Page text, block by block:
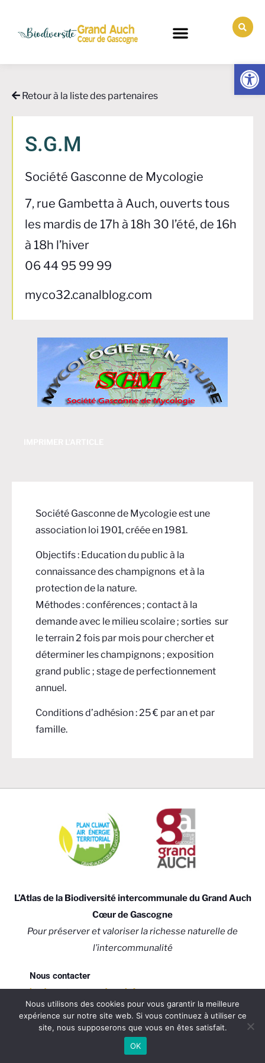
Retour à la liste des partenaires
S.G.M
Société Gasconne de Mycologie
7, rue Gambetta à Auch, ouverts tous
les mardis de 17h à 18h 30 l’été, de 16h
à 18h l’hiver
06 44 95 99 99
myco32.canalblog.com
Société Gasconne de Mycologie est une
association loi 1901, créée en 1981.
Objectifs : Education du public à la
connaissance des champignons et à la
protection de la nature.
Méthodes : conférences ; contact à la
demande avec le milieu scolaire ; sorties sur
le terrain 2 fois par mois pour chercher et
déterminer les champignons ; exposition
grand public ; stage de perfectionnement
annuel.
Conditions d’adhésion : 25 € par an et par
famille.
L’Atlas de la Biodiversité intercommunale du Grand Auch
Cœur de Gascogne
Pour préserver et valoriser la richesse naturelle de
l’intercommunalité
Nous contacter
biodiversite@grand-auch.fr
Mentions légales
Nous utilisons des cookies pour vous garantir la meilleure
expérience sur notre site web. Si vous continuez à utiliser ce
site, nous supposerons que vous en êtes satisfait.
OK